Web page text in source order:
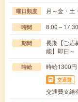
曜日頻度 月～金・
時間 8:00～
期間
長期【ご応
能】即日～
時給 時給1300円
交通費
交通費支給